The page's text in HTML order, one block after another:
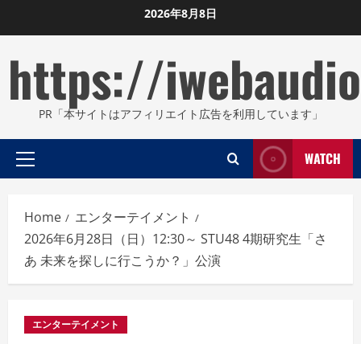
to
2026年8月8日
https://
PR「本サイトはアフィリエイト広告を利用しています」
Primary
WATCH
Home
エンターテイメント
2026年6月28日（日）12:30～ STU48 4期研究生「さ
あ 未来を探しに行こうか？」公演
エンターテイメント